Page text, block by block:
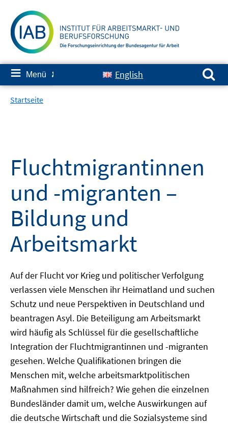
zum
Inhalt
≡ Menü ✘ English
Suchen nach:
Startseite
Fluchtmigrantinnen
und -migranten –
Bildung und
Arbeitsmarkt
Auf der Flucht vor Krieg und politischer Verfolgung
verlassen viele Menschen ihr Heimatland und suchen
Schutz und neue Perspektiven in Deutschland und
beantragen Asyl. Die Beteiligung am Arbeitsmarkt
wird häufig als Schlüssel für die gesellschaftliche
Integration der Fluchtmigrantinnen und -migranten
gesehen. Welche Qualifikationen bringen die
Menschen mit, welche arbeitsmarktpolitischen
Maßnahmen sind hilfreich? Wie gehen die einzelnen
Bundesländer damit um, welche Auswirkungen auf
die deutsche Wirtschaft und die Sozialsysteme sind